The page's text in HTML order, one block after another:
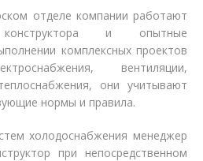
отделе компании работают
конструктора и опытные
комплексных проектов
вентиляции,
они учитывают
нормы и правила.
холодоснабжения менеджер
при непосредственном